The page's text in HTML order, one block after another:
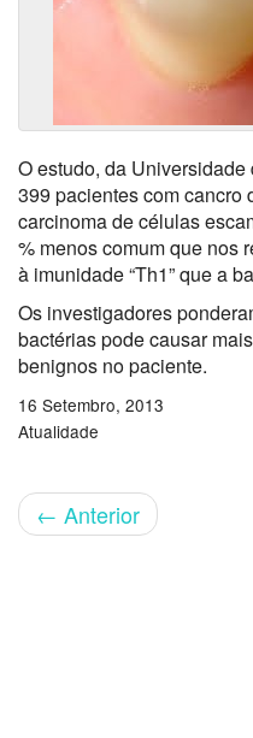
O estudo, da
399 pacientes com cancro
carcinoma de células
% menos comum que nos
à imunidade “Th1” que a
Os investigadores
bactérias pode causar
benignos no paciente.
16 Setembro, 2013
Atualidade
← Anterior